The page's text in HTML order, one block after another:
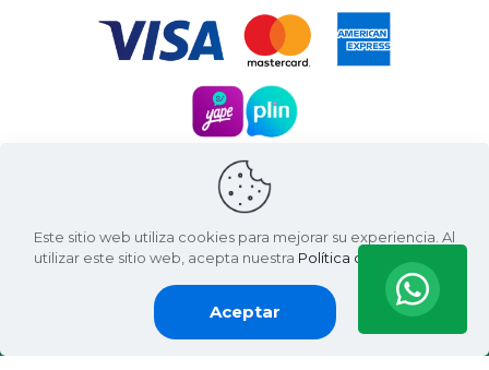
Santa Natura ©
2026 | Living Green International SAC
RUC: 20607936812
Este sitio web utiliza cookies para mejorar su experiencia. Al
utilizar este sitio web, acepta nuestra Política de Privacidad
Aceptar